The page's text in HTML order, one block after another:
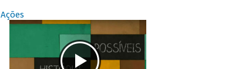
Ações